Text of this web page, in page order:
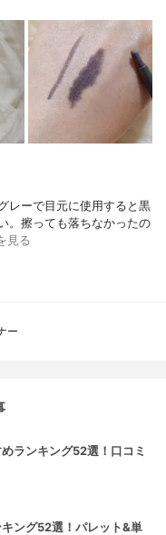
レーで目元に使用すると黒
。擦っても落ちなかったの
見る
ー
ランキング52選！口コミ
ング52選！パレット&単